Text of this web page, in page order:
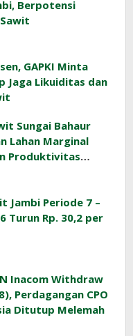
Berpotensi
GAPKI Minta
Jaga Likuiditas dan
Sungai Bahaur
Lahan Marginal
Produktivitas
Jambi Periode 7 –
Turun Rp. 30,2 per
Inacom Withdraw
Perdagangan CPO
Ditutup Melemah